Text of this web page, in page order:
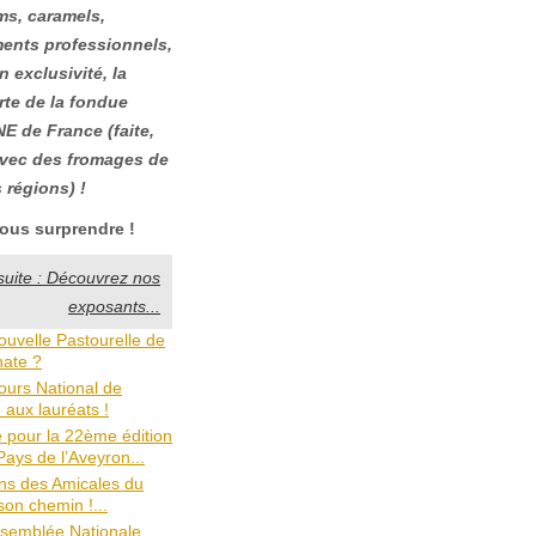
caramels,
professionnels,
exclusivité, la
de la fondue
de France (faite,
des fromages de
régions) !
surprendre !
: Découvrez nos
exposants...
Pastourelle de
?
National de
aux lauréats !
pour la 22ème édition
de l’Aveyron...
des Amicales du
chemin !...
Nationale...